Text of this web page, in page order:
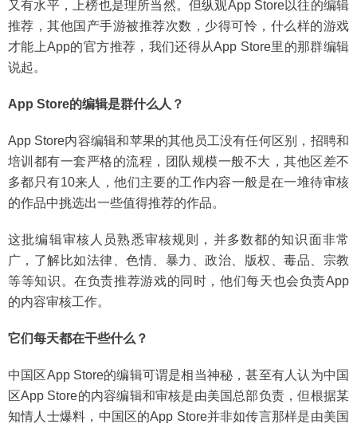
又有水平，上榜也是理所当然。但纵观App Store以往的编辑
推荐，其他国产手游被推荐次数，少得可怜，什么样的游戏
才能上App的官方推荐，我们还得从App Store里的那群编辑
说起。
App Store的编辑是群什么人？
App Store内容编辑和苹果的其他员工没有任何区别，招聘和
培训都有一套严格的流程，团队规模一般不大，其他区差不
多都只有10来人，他们主要的工作内容一般是在一堆待审核
的作品中挑选出一些值得推荐的作品。
这批编辑审核人员熟悉审核规则，并多数都的知识面非常
广，了解比如法律、色情、暴力、政治、版权、毒品、宗教
等等知识。在负责推荐游戏的同时，他们每天也会负责App
的内容审核工作。
它们每天都在干些什么？
中国区App Store的编辑可谓是相当神秘，甚至有人认为中国
区App Store的内容编辑和审核是由美国总部负责，但根据某
知情人士爆料，中国区的App Store并非如传言那样是由美国